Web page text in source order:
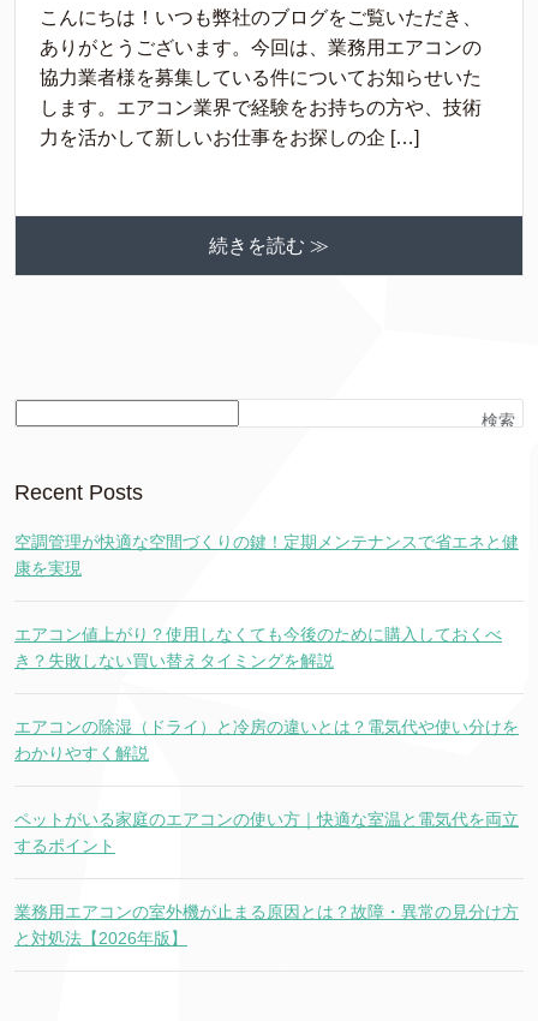
こんにちは！いつも弊社のブログをご覧いただき、
ありがとうございます。今回は、業務用エアコンの
協力業者様を募集している件についてお知らせいた
します。エアコン業界で経験をお持ちの方や、技術
力を活かして新しいお仕事をお探しの企 […]
続きを読む ≫
検索
Recent Posts
空調管理が快適な空間づくりの鍵！定期メンテナンスで省エネと健
康を実現
エアコン値上がり？使用しなくても今後のために購入しておくべ
き？失敗しない買い替えタイミングを解説
エアコンの除湿（ドライ）と冷房の違いとは？電気代や使い分けを
わかりやすく解説
ペットがいる家庭のエアコンの使い方｜快適な室温と電気代を両立
するポイント
業務用エアコンの室外機が止まる原因とは？故障・異常の見分け方
と対処法【2026年版】